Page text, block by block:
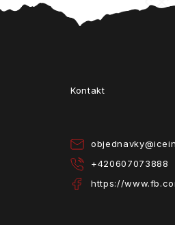
Kontakt
objednavky@
+420607073888
https://